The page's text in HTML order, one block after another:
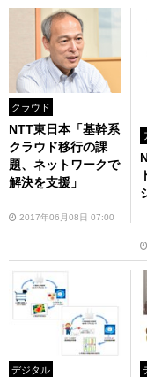
クラウド
NTT東日本「基幹系
クラウド移行の課
題、ネットワークで
解決を支援」
2017年06月08日 07:00
デジタル